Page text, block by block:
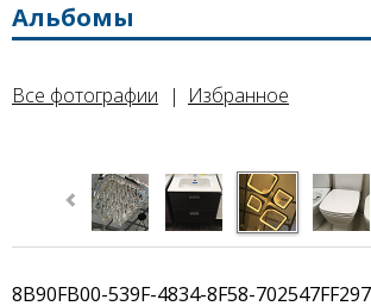
Все фотографии Избранное
8B90FB00-539F-4834-8F58-
Альбомы